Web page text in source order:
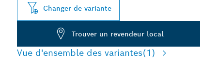
Changer de variante
Trouver un revendeur local
Vue d'ensemble des variantes(1)